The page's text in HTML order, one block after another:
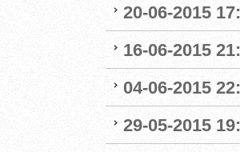
20-06-2015
16-06-2015
04-06-2015
29-05-2015